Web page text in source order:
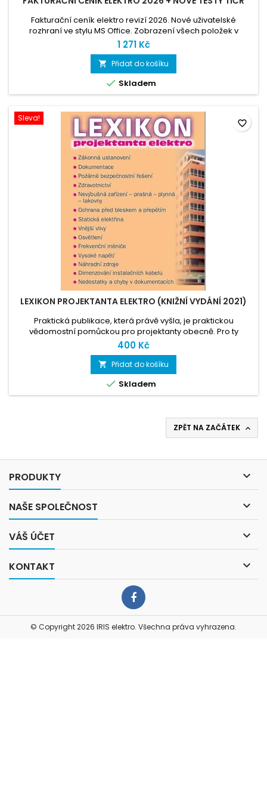
Fakturační ceník elektro revizí 2026. Nové uživatelské
rozhraní ve stylu MS Office. Zobrazení všech položek v
jednom náhledu. Umožňuje informativní náhled sestavy
aktuální revizní zprávy, která obsahuje jen zadané položky.
1 271 Kč
 Přidat do košíku
 Skladem
Sleva!
LEXIKON PROJEKTANTA ELEKTRO (KNIŽNÍ VYDÁNÍ 2021)
Praktická publikace, která právě vyšla, je praktickou
vědomostní pomůckou pro projektanty obecně. Pro ty
začínající i ty zkušené. Každý skutečný odborník totiž své
vědomosti časem reviduje a obnovuje. Obsah nabízí stěžejní
body pro tvorbu předprojektové přípravy a následně
zpracování konkrétního projektu.
400 Kč
 Přidat do košíku
 Skladem
favorite_border
ZPĚT NA ZAČÁTEK 
PRODUKTY 
NAŠE SPOLEČNOST 
VÁŠ ÚČET 
KONTAKT 
Facebook
© Copyright 2026 IRIS elektro. Všechna práva vyhrazena.